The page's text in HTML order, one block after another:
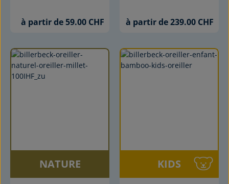
à partir de 59.00 CHF à partir de 239.00 CHF
NATURE KIDS